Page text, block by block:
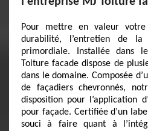
Pour mettre en valeur
durabilité, l’entretien de
primordiale. Installée dans
Toiture facade dispose de
dans le domaine. Composée
de façadiers chevronnés,
disposition pour l’application
pour façade. Certifiée d’un
souci à faire quant à